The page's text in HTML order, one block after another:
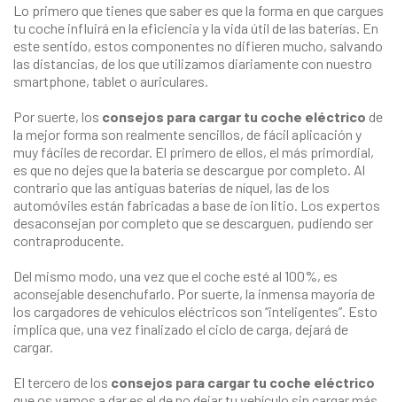
Lo primero que tienes que saber es que la forma en que cargues
tu coche influirá en la eficiencia y la vida útil de las baterías. En
este sentido, estos componentes no difieren mucho, salvando
las distancias, de los que utilizamos diariamente con nuestro
smartphone, tablet o auriculares.
Por suerte, los consejos para cargar tu coche eléctrico de
la mejor forma son realmente sencillos, de fácil aplicación y
muy fáciles de recordar. El primero de ellos, el más primordial,
es que no dejes que la batería se descargue por completo. Al
contrario que las antiguas baterías de níquel, las de los
automóviles están fabricadas a base de ion litio. Los expertos
desaconsejan por completo que se descarguen, pudiendo ser
contraproducente.
Del mismo modo, una vez que el coche esté al 100%, es
aconsejable desenchufarlo. Por suerte, la inmensa mayoría de
los cargadores de vehículos eléctricos son “inteligentes”. Esto
implica que, una vez finalizado el ciclo de carga, dejará de
cargar.
El tercero de los consejos para cargar tu coche eléctrico